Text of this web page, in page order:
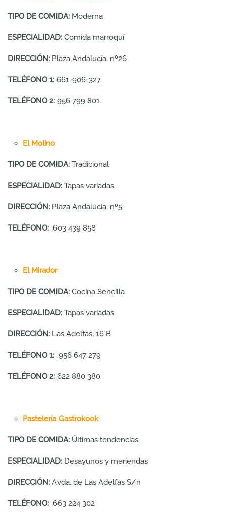
TIPO DE COMIDA: Moderna
ESPECIALIDAD: Comida marroquí
DIRECCIÓN: Plaza Andalucía, nº26
TELÉFONO 1: 661-906-327
TELÉFONO 2: 956 799 801
El Molino
TIPO DE COMIDA: Tradicional
ESPECIALIDAD: Tapas variadas
DIRECCIÓN: Plaza Andalucía, nº5
TELÉFONO: 603 439 858
El Mirador
TIPO DE COMIDA: Cocina Sencilla
ESPECIALIDAD: Tapas variadas
DIRECCIÓN: Las Adelfas, 16 B
TELÉFONO 1: 956 647 279
TELÉFONO 2: 622 880 380
Pastelería Gastrokook
TIPO DE COMIDA: Últimas tendencias
ESPECIALIDAD: Desayunos y meriendas
DIRECCIÓN: Avda. de Las Adelfas S/n
TELÉFONO: 663 224 302